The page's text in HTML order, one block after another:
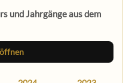
und Jahrgänge aus dem